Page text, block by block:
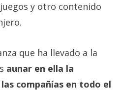
y otro contenido
que ha llevado a la
aunar en ella la
compañías en todo el